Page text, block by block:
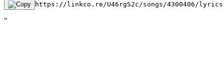
https://linkco.re/U46rgS2c/songs/4300406/
"